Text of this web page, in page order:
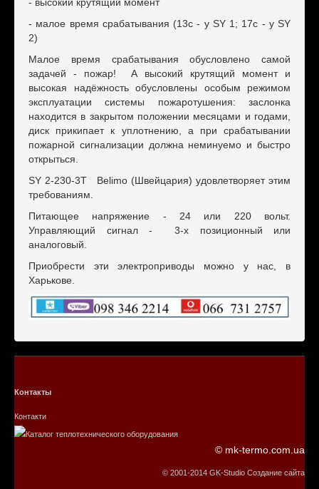
- малое время срабатывания (13с - у SY 1; 17с - у SY
2)
Малое время срабатывания обусловлено самой
задачей - пожар! А высокий крутящий момент и
высокая надёжность обусловлены особым режимом
эксплуатации системы пожаротушения: заслонка
находится в закрытом положении месяцами и годами,
диск прикипает к уплотнению, а при срабатывании
пожарной сигнализации должна неминуемо и быстро
открыться.
SY 2-230-3T Belimo (Швейцария) удовлетворяет этим
требованиям.
Питающее напряжение - 24 или 220 вольт.
Управляющий сигнал - 3-х позиционный или
аналоговый.
Приобрести эти электроприводы можно у нас, в
Харькове.
Контакты
Контакти
© mk-termo.com.ua
© 2001-2014 GK-Studio Создание сайта